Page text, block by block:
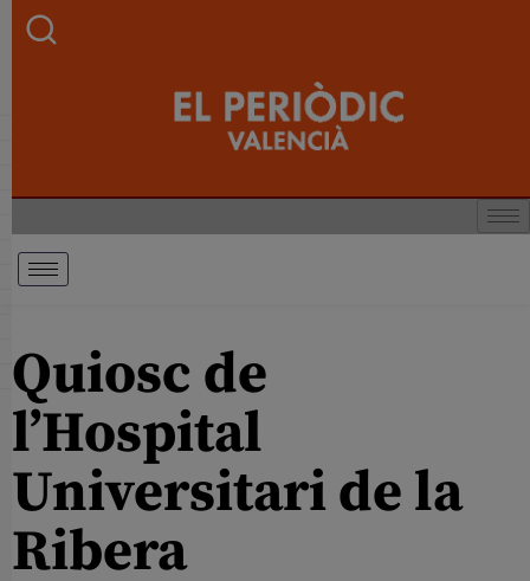
Quiosc de
l’Hospital
Universitari de la
Ribera